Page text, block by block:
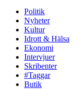
Politik
Nyheter
Kultur
Idrott & Hälsa
Ekonomi
Intervjuer
Skribenter
#Taggar
Butik